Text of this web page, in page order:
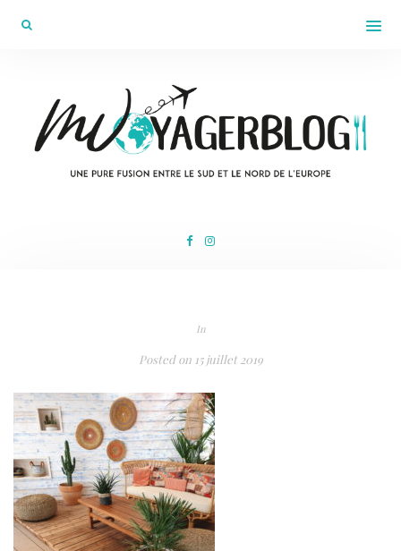
In
Posted on15 juillet 2019